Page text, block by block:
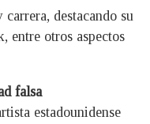
destacando su
entre otros aspectos
falsa
estadounidense